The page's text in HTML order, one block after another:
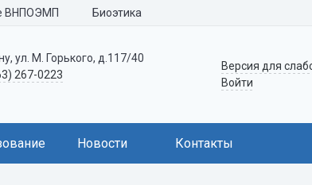
ВНПОЭМП Биоэтика
ул. М. Горького, д.117/40
267-0223
Версия для
Войти
Новости Контакты